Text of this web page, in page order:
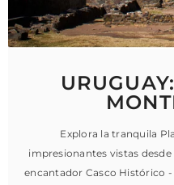
Explora la tranquila
impresionantes vistas
encantador Casco Histórico